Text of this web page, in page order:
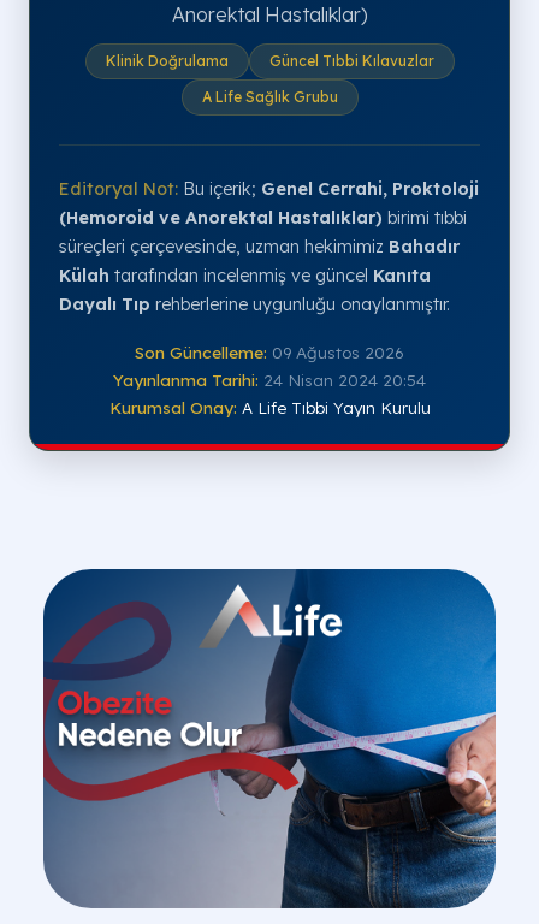
Anorektal Hastalıklar)
Klinik Doğrulama
Güncel Tıbbi Kılavuzlar
A Life Sağlık Grubu
Editoryal Not: Bu içerik; Genel Cerrahi, Proktoloji
(Hemoroid ve Anorektal Hastalıklar) birimi tıbbi
süreçleri çerçevesinde, uzman hekimimiz Bahadır
Külah tarafından incelenmiş ve güncel Kanıta
Dayalı Tıp rehberlerine uygunluğu onaylanmıştır.
Son Güncelleme: 09 Ağustos 2026
Yayınlanma Tarihi: 24 Nisan 2024 20:54
Kurumsal Onay: A Life Tıbbi Yayın Kurulu